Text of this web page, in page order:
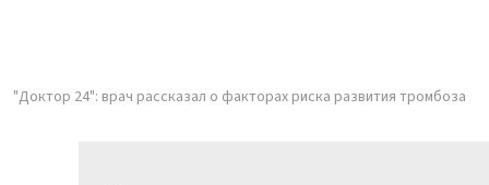
"Доктор 24": врач рассказал о факторах риска развития тромбоза